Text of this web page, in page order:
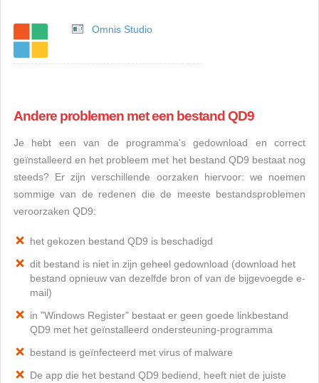
Omnis Studio
Andere problemen met een bestand QD9
Je hebt een van de programma's gedownload en correct
geïnstalleerd en het probleem met het bestand QD9 bestaat nog
steeds? Er zijn verschillende oorzaken hiervoor: we noemen
sommige van de redenen die de meeste bestandsproblemen
veroorzaken QD9:
het gekozen bestand QD9 is beschadigd
dit bestand is niet in zijn geheel gedownload (download het
bestand opnieuw van dezelfde bron of van de bijgevoegde e-
mail)
in "Windows Register" bestaat er geen goede linkbestand
QD9 met het geïnstalleerd ondersteuning-programma
bestand is geïnfecteerd met virus of malware
De app die het bestand QD9 bediend, heeft niet de juiste